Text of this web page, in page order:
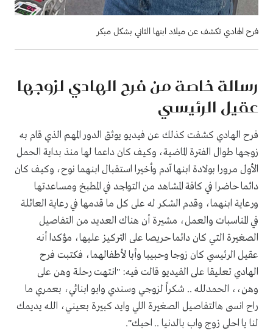
فرح الهادي تكشف عن ميلاد ابنها الثاني بشكل مبكر
رسالة خاصة من فرح الهادي لزوجها
عقيل الرئيسي
فرح الهادي كشفت كذلك عن فيديو يوثق الدور المهم الذي قام به
زوجها طوال الفترة الماضية، وكيف كان داعما لها منذ بداية الحمل
الأول مرورا بولادة ابنها آدم وأخيرا استقبال ابنهما نوح، وكيف كان
دائما حاضرا في كافة المشاهد من التواجد في المطبخ ومساعدتها
ورعاية ابنهما، وقدم الشكر له على كل ما قدمها في رعاية العائلة
في المناسبات والعمل، مشيرة أن هناك العديد من التفاصيل
الصغيرة التي كان دائما حريصا على التركيز عليها، مؤكدا أنه
عقيل الرئيسي كان زوجا وحبيبا وأبا لأطفالهما، فكتبت فرح
الهادي تعليقا على الفيديو قالت فيه: "انتهت رحلة وهن على
وهن،، الحمدلله .. شكراً لزوجي وسندي وابو ابنائي، بعمري ما
راح انسى هالتفاصيل الصغيرة اللي وايد كبيرة بعيني، الله يديمك
لنا يا احلى زوج واب بالدنيا .. احبك".